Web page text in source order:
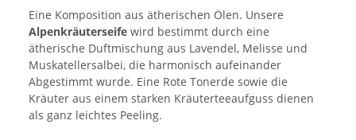
Eine Komposition aus ätherischen Ölen. Unsere
Alpenkräuterseife wird bestimmt durch eine
ätherische Duftmischung aus Lavendel, Melisse und
Muskatellersalbei, die harmonisch aufeinander
Abgestimmt wurde. Eine Rote Tonerde sowie die
Kräuter aus einem starken Kräuterteeaufguss dienen
als ganz leichtes Peeling.